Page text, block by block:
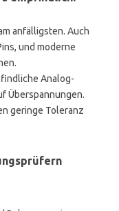
anfälligsten. Auch
und moderne
Analog-
Überspannungen.
geringe Toleranz